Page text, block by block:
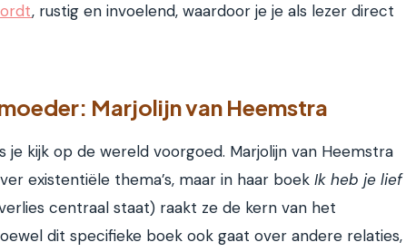
, rustig en invoelend, waardoor je je als lezer direct
Marjolijn van Heemstra
je kijk op de wereld voorgoed. Marjolijn van Heemstra
existentiële thema’s, maar in haar boek Ik heb je lief
centraal staat) raakt ze de kern van het
dit specifieke boek ook gaat over andere relaties,